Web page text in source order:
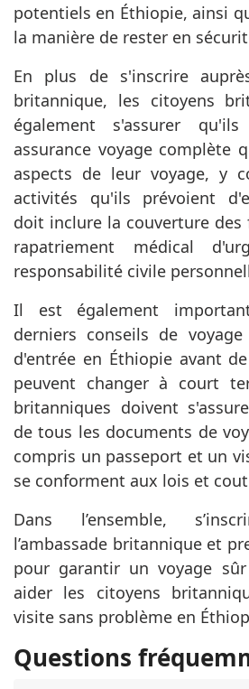
potentiels en Éthiopie, ainsi
la manière de rester en
En plus de s'inscrire
britannique, les citoyens
également s'assurer
assurance voyage complète
aspects de leur voyage, y
activités qu'ils prévoient
doit inclure la couverture des
rapatriement médical
responsabilité civile
Il est également
derniers conseils de
d'entrée en Éthiopie avant
peuvent changer à court
britanniques doivent
de tous les documents de
compris un passeport et un
se conforment aux lois et
Dans l’ensemble,
l’ambassade britannique et
pour garantir un voyage
aider les citoyens
visite sans problème en
Questions